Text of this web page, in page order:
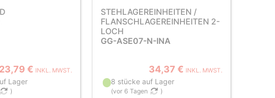
23,79 € INKL. MWST.
Lager
)
STEHLAGEREINHEITEN /
FLANSCHLAGEREINHEITEN 2-
LOCH
GG-ASE07-N-INA
34,37 € INKL. MWST.
8 stücke auf Lager
(vor 6 Tagen )